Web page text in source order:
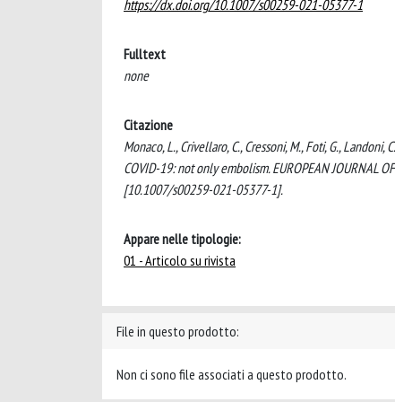
https://dx.doi.org/10.1007/s00259-021-05377-1
Fulltext
none
Citazione
Monaco, L., Crivellaro, C., Cressoni, M., Foti, G.,
COVID-19: not only embolism. EUROPEAN JOURNAL
[10.1007/s00259-021-05377-1].
Appare nelle tipologie:
01 - Articolo su rivista
File in questo prodotto:
Non ci sono file associati a questo prodotto.